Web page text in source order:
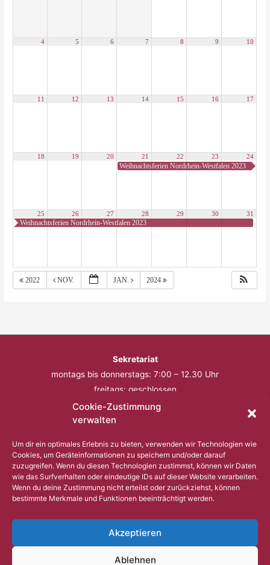
Cookie-Zustimmung
verwalten
Um dir ein optimales Erlebnis zu bieten, verwenden wir Technologien wie
Cookies, um Geräteinformationen zu speichern und/oder darauf
zuzugreifen. Wenn du diesen Technologien zustimmst, können wir Daten
wie das Surfverhalten oder eindeutige IDs auf dieser Website verarbeiten.
Wenn du deine Zustimmung nicht erteilst oder zurückziehst, können
bestimmte Merkmale und Funktionen beeinträchtigt werden.
Akzeptieren
Ablehnen
4 5 6 7 8 9 10
11 12 13 14 15 16 17
18 19 20 21
Weihnachtsferien Nordrhein-Westfalen 2023
22 23 24
25
Weihnachtsferien Nordrhein-Westfalen 2023
26 27 28 29 30 31
2022 NOV. JAN. 2024
Sekretariat
montags bis donnerstags: 7:00 – 12.30 Uhr
freitags: geschlossen
Telefon: 0201 – 57 17 430
Bitte nutzen Sie außerhalb der Öffnungszeiten den
Anrufbeantworter.
Impressum
Datenschutz